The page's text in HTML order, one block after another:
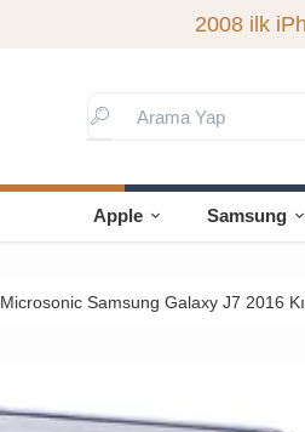
2008 ilk
Apple Samsung
Microsonic Samsung Galaxy J7 2016